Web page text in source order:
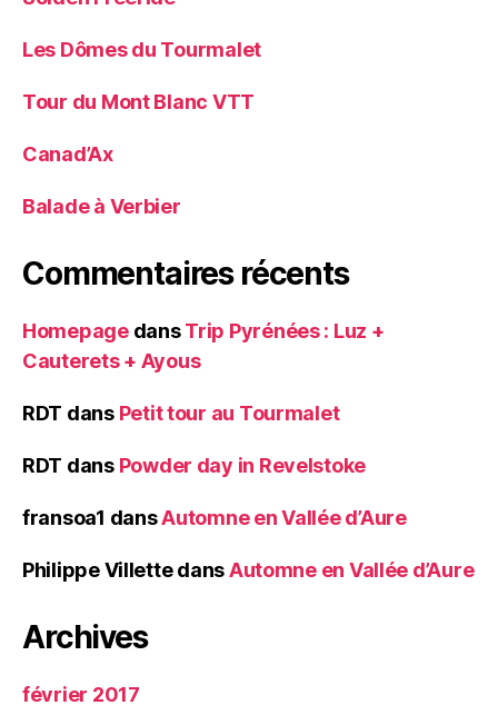
Les Dômes du Tourmalet
Tour du Mont Blanc VTT
Canad’Ax
Balade à Verbier
Commentaires récents
HomepagedansTrip Pyrénées : Luz +
Cauterets + Ayous
RDT dans Petit tour au Tourmalet
RDT dans Powder day in Revelstoke
fransoa1 dansAutomne en Vallée d’Aure
Philippe VillettedansAutomne en Vallée d’Aure
Archives
février 2017